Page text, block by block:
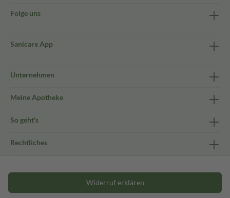
Folge uns
Sanicare App
Unternehmen
Meine Apotheke
So geht's
Rechtliches
Widerruf erklären